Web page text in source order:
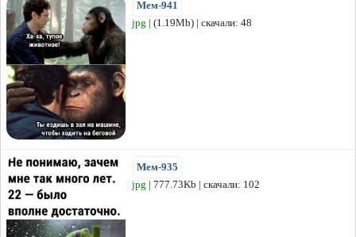
Мем-941
jpg | (1.19Mb) | скачали: 48
Мем-935
jpg | 777.73Kb | скачали: 102